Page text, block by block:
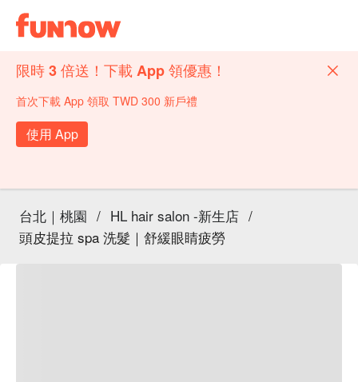
限時 3 倍送！下載 App 領優惠！
首次下載 App 領取 TWD 300 新戶禮
使用 App
台北｜桃園 / HL hair salon -新生店 /
頭皮提拉 spa 洗髮｜舒緩眼睛疲勞